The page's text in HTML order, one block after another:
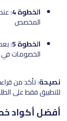
الخطوة 4 :
المخصص
الخطوة 5 :
الخصومات في
نصيحة: تأكد من
للتطبيق فقط على
أفضل أكواد